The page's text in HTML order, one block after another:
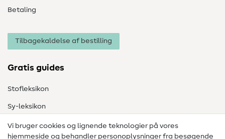
Betaling
Tilbagekaldelse af bestilling
Gratis guides
Stofleksikon
Sy-leksikon
Syvejledninger
Vi bruger cookies og lignende teknologier på vores
hjemmeside og behandler personoplysninger fra besøgende